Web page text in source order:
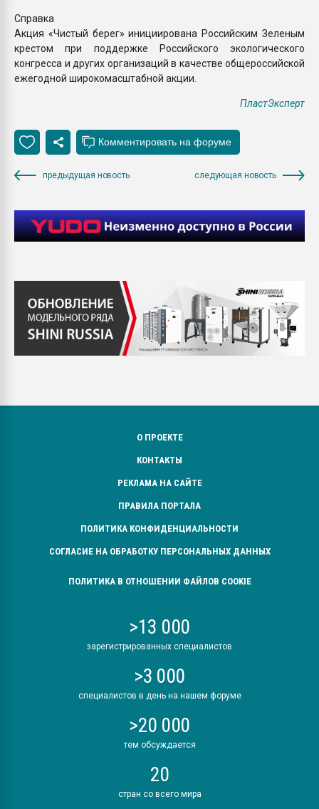
Справка
Акция «Чистый берег» инициирована Российским Зеленым
крестом при поддержке Российского экологического
конгресса и других организаций в качестве общероссийской
ежегодной широкомасштабной акции.
ПластЭксперт
предыдущая новость следующая новость
О ПРОЕКТЕ
КОНТАКТЫ
РЕКЛАМА НА САЙТЕ
ПРАВИЛА ПОРТАЛА
ПОЛИТИКА КОНФИДЕНЦИАЛЬНОСТИ
СОГЛАСИЕ НА ОБРАБОТКУ ПЕРСОНАЛЬНЫХ ДАННЫХ
ПОЛИТИКА В ОТНОШЕНИИ ФАЙЛОВ COOKIE
>13 000
зарегистрированных специалистов
>3 000
специалистов в день на нашем форуме
>20 000
тем обсуждается
20
стран со всего мира